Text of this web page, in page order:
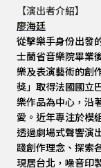
【演出者介紹】
廖海廷
從擊樂手身份出發
士蘭省音樂院畢業
樂及表演藝術的創
獎」取得法國國立
樂作品為中心，沿
愛。近年專注於模
透過劇場式聲響演
踐創作理念、探索
現居台北，噪音印